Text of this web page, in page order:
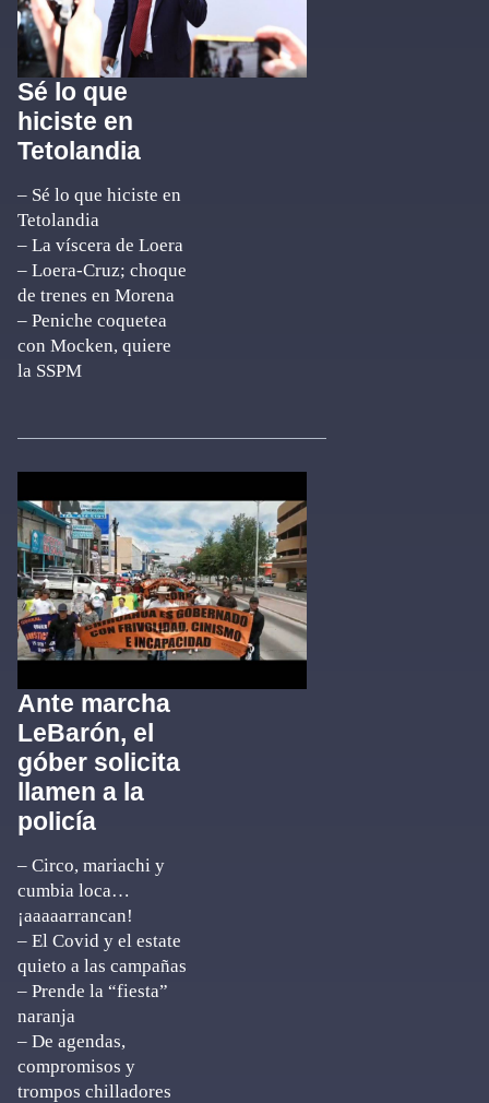
Sé lo que
hiciste en
Tetolandia
– Sé lo que hiciste en
Tetolandia
– La víscera de Loera
– Loera-Cruz; choque
de trenes en Morena
– Peniche coquetea
con Mocken, quiere
la SSPM
Ante marcha
LeBarón, el
góber solicita
llamen a la
policía
– Circo, mariachi y
cumbia loca…
¡aaaaarrancan!
– El Covid y el estate
quieto a las campañas
– Prende la “fiesta”
naranja
– De agendas,
compromisos y
trompos chilladores